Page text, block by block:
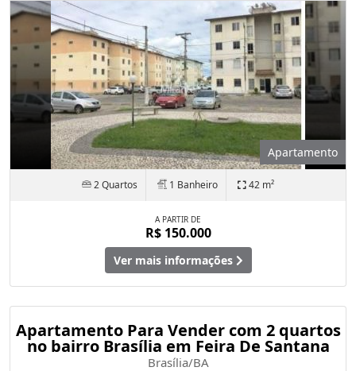
Apartamento
2 Quartos 1 Banheiro 42 m²
A PARTIR DE
R$ 150.000
Ver mais informações
Apartamento Para Vender com 2 quartos
no bairro Brasília em Feira De Santana
Brasília/BA